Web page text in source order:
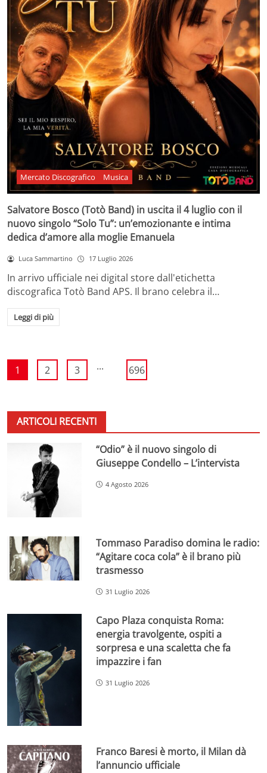
Mercato Discografico Musica
Salvatore Bosco (Totò Band) in uscita il 4 luglio con il
nuovo singolo “Solo Tu”: un’emozionante e intima
dedica d’amore alla moglie Emanuela
Luca Sammartino 17 Luglio 2026
In arrivo ufficiale nei digital store dall'etichetta
discografica Totò Band APS. Il brano celebra il…
Leggi di più
1 2 3 ... 696
ARTICOLI RECENTI
“Odio” è il nuovo singolo di
Giuseppe Condello – L’intervista
4 Agosto 2026
Tommaso Paradiso domina le radio:
“Agitare coca cola” è il brano più
trasmesso
31 Luglio 2026
Capo Plaza conquista Roma:
energia travolgente, ospiti a
sorpresa e una scaletta che fa
impazzire i fan
31 Luglio 2026
Franco Baresi è morto, il Milan dà
l’annuncio ufficiale